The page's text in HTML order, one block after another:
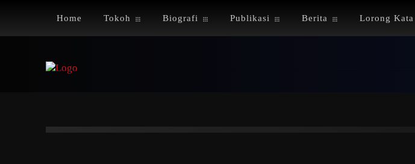
Home Tokoh Biografi Publikasi Berita Lorong Kata